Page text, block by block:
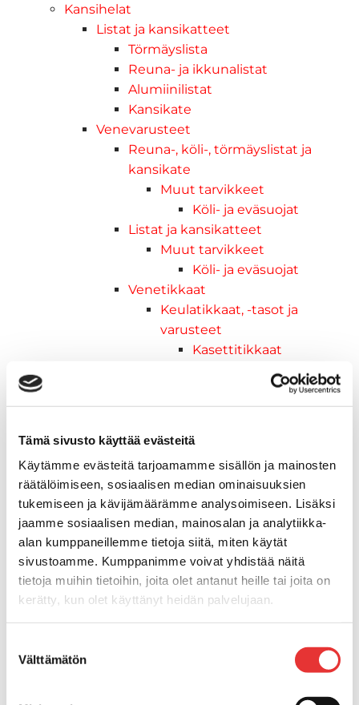
Tämä sivusto käyttää evästeitä
Käytämme evästeitä tarjoamamme sisällön ja mainosten
räätälöimiseen, sosiaalisen median ominaisuuksien
tukemiseen ja kävijämäärämme analysoimiseen. Lisäksi
jaamme sosiaalisen median, mainosalan ja analytiikka-
alan kumppaneillemme tietoja siitä, miten käytät
sivustoamme. Kumppanimme voivat yhdistää näitä
tietoja muihin tietoihin, joita olet antanut heille tai joita on
kerätty, kun olet käyttänyt heidän palvelujaan.
valinta
Välttämätön
Kansihelat
Listat ja kansikatteet
Törmäyslista
Reuna- ja ikkunalistat
Alumiinilistat
Kansikate
Venevarusteet
Reuna-, köli-, törmäyslistat ja
kansikate
Muut tarvikkeet
Köli- ja eväsuojat
Listat ja kansikatteet
Muut tarvikkeet
Köli- ja eväsuojat
Venetikkaat
Keulatikkaat, -tasot ja
varusteet
Kasettitikkaat
Muut tarvikkeet
päätehelat
Keulatikkaat, -tasot ja
varusteet
Keulakaiteet ja
kaidepylväät
Kansiluukut, ikkunat ja verhot
Luukut, hyttysverkot ja
rullaverhot
Kansiluukut